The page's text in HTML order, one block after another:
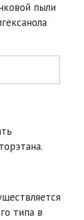
пыли
типа в